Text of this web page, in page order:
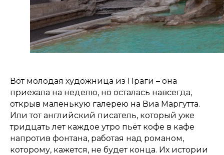
Вот молодая художница из Праги – она
приехала на неделю, но осталась навсегда,
открыв маленькую галерею на Виа Маргутта.
Или тот английский писатель, который уже
тридцать лет каждое утро пьёт кофе в кафе
напротив фонтана, работая над романом,
которому, кажется, не будет конца. Их истории